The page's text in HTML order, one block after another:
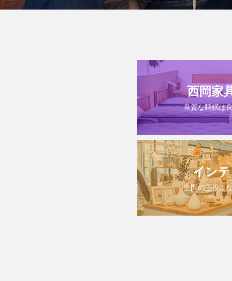
西岡家
良質な睡眠は
イン
空間の主役に